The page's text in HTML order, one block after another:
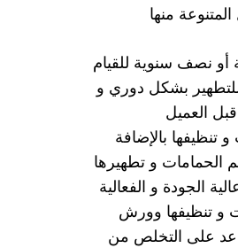
منها
أو نصف سنوية للقيام
للتطهير بشكل دوري و
العميل
تنظيفها بالإضافة
الحمامات و تطهيرها
الجودة و الفعالية
و تنظيفها وورش
على التخلص من